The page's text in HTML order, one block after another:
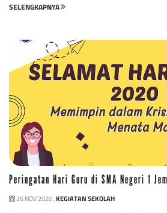
SELENGKAPNYA
Peringatan Hari Guru di SMA Negeri 1
26 NOV 2020 ,KEGIATAN SEKOLAH